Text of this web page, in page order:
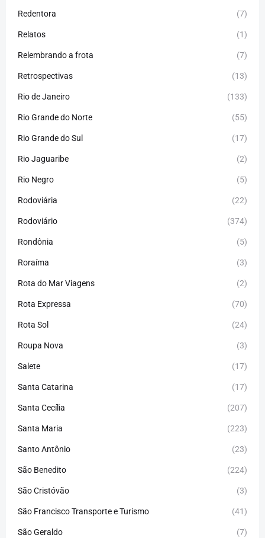
Redentora (7)
Relatos (1)
Relembrando a frota (7)
Retrospectivas (13)
Rio de Janeiro (133)
Rio Grande do Norte (55)
Rio Grande do Sul (17)
Rio Jaguaribe (2)
Rio Negro (5)
Rodoviária (22)
Rodoviário (374)
Rondônia (5)
Roraíma (3)
Rota do Mar Viagens (2)
Rota Expressa (70)
Rota Sol (24)
Roupa Nova (3)
Salete (17)
Santa Catarina (17)
Santa Cecília (207)
Santa Maria (223)
Santo Antônio (23)
São Benedito (224)
São Cristóvão (3)
São Francisco Transporte e Turismo (41)
São Geraldo (7)